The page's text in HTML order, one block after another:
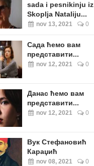
sada i pesnikinju iz
Skoplja Nataliju...
nov 13, 2021 0
Сада ћемо вам
представити...
nov 12, 2021 0
Данас ћемо вам
представити...
nov 12, 2021 0
Вук Стефановић
Караџић
nov 08, 2021 0